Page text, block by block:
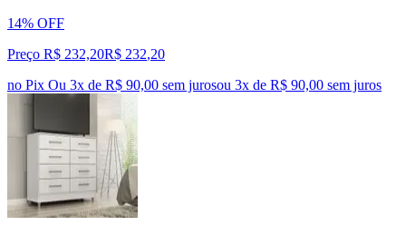
14% OFF
Preço R$ 232,20R$ 232,20
no Pix Ou 3x de R$ 90,00 sem jurosou 3x de R$ 90,00 sem juros